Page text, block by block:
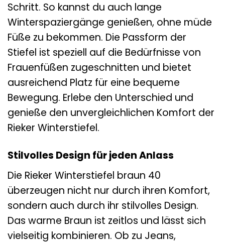
Schritt. So kannst du auch lange
Winterspaziergänge genießen, ohne müde
Füße zu bekommen. Die Passform der
Stiefel ist speziell auf die Bedürfnisse von
Frauenfüßen zugeschnitten und bietet
ausreichend Platz für eine bequeme
Bewegung. Erlebe den Unterschied und
genieße den unvergleichlichen Komfort der
Rieker Winterstiefel.
Stilvolles Design für jeden Anlass
Die Rieker Winterstiefel braun 40
überzeugen nicht nur durch ihren Komfort,
sondern auch durch ihr stilvolles Design.
Das warme Braun ist zeitlos und lässt sich
vielseitig kombinieren. Ob zu Jeans,